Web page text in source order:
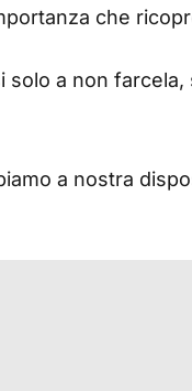
che
a non
a nostra